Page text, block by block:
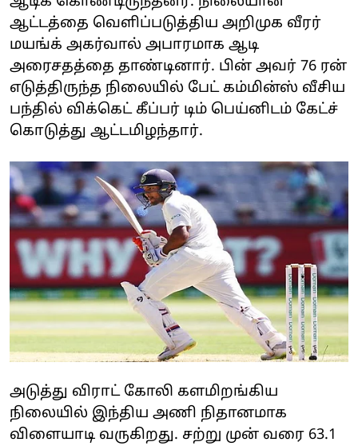
ஆட்டத்தை வெளிப்படுத்திய அறிமுக‌ வீரர்
மயங்க்‌ அகர்வால் அபாரமாக ஆடி
அரைசதத்தை தாண்டினார். பின் அவர் 76 ரன்
எடுத்திருந்த நிலையில் பேட் கம்மின்ஸ் வீசிய
பந்தில் விக்கெட் கீப்பர் டிம் பெய்னிடம் கேட்ச்
கொடுத்து ஆட்டமிழந்தார்.
அடுத்து விராட் கோலி களமிறங்கிய
நிலையில் இந்திய அணி‌ நிதானமாக
விளையாடி‌ வருகிறது‌‌‌. சற்று‌ முன் வரை 63.1